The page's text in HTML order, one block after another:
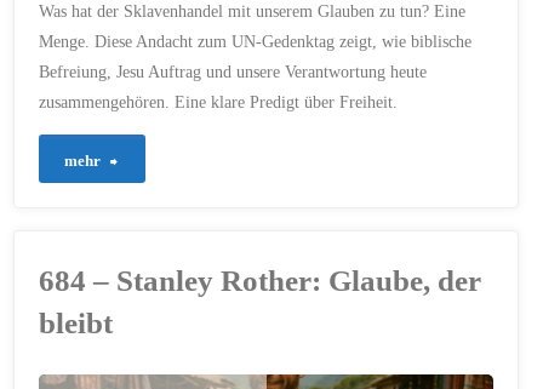
ihre
Verantwortung"
Was hat der Sklavenhandel mit unserem Glauben zu tun? Eine
Menge. Diese Andacht zum UN-Gedenktag zeigt, wie biblische
Befreiung, Jesu Auftrag und unsere Verantwortung heute
zusammengehören. Eine klare Predigt über Freiheit.
mehr
684 – Stanley Rother: Glaube, der
bleibt